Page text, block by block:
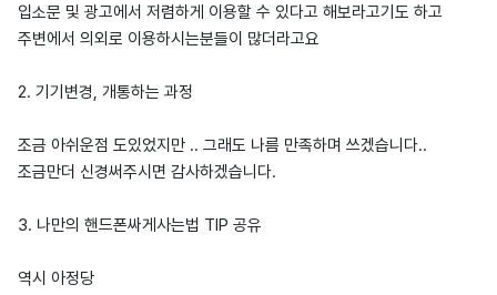
입소문 및 광고에서 저렴하게 이용할 수 있다고 해보라고기도 하고
주변에서 의외로 이용하시는분들이 많더라고요
2. 기기변경, 개통하는 과정
조금 아쉬운점 도있었지만 .. 그래도 나름 만족하며 쓰겠습니다..
조금만더 신경써주시면 감사하겠습니다.
3. 나만의 핸드폰싸게사는법 TIP 공유
역시 아정당